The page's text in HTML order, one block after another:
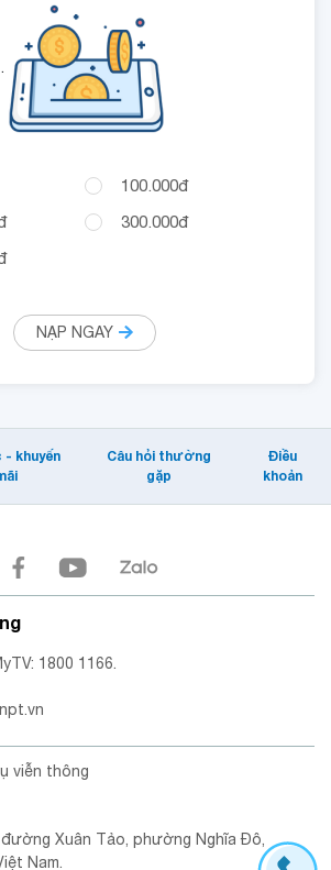
.
100.000đ
300.000đ
NẠP NGAY
khuyến
Câu hỏi thường
gặp
Điều
khoản
1800 1166.
viễn thông
Xuân Tảo, phường Nghĩa Đô,
Nam.